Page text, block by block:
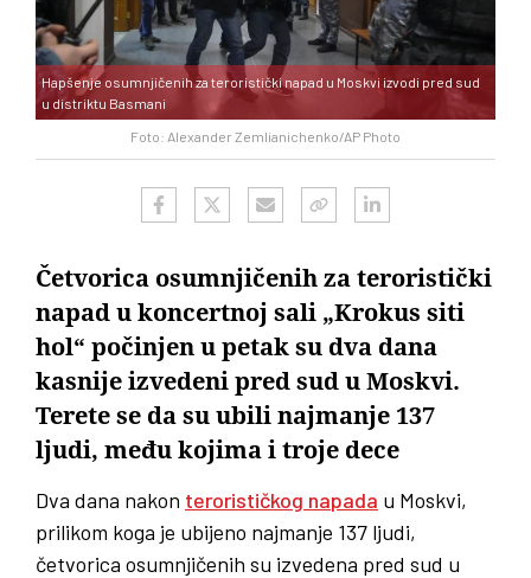
Foto: Alexander Zemlianichenko/AP Photo
Hapšenje osumnjičenih za teroristički napad u Moskvi izvodi pred sud
u distriktu Basmani
Četvorica osumnjičenih za teroristički
napad u koncertnoj sali „Krokus siti
hol“ počinjen u petak su dva dana
kasnije izvedeni pred sud u Moskvi.
Terete se da su ubili najmanje 137
ljudi, među kojima i troje dece
Dva dana nakon terorističkog napada u Moskvi,
prilikom koga je ubijeno najmanje 137 ljudi,
četvorica osumnjičenih su izvedena pred sud u